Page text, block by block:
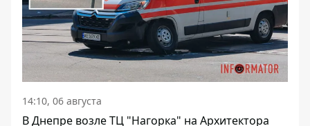
14:10, 06 августа
В Днепре возле ТЦ "Нагорка" на Архитектора